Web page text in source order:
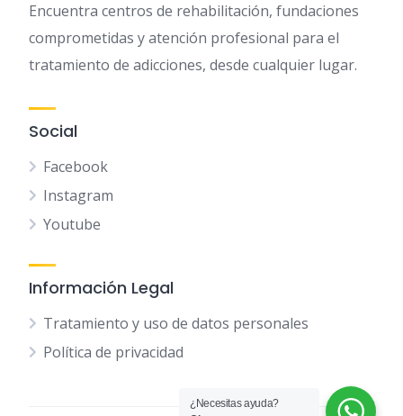
Encuentra centros de rehabilitación, fundaciones
comprometidas y atención profesional para el
tratamiento de adicciones, desde cualquier lugar.
Social
Facebook
Instagram
Youtube
Información Legal
Tratamiento y uso de datos personales
Política de privacidad
¿Necesitas ayuda?